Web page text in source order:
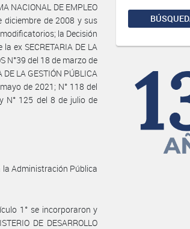
NACIONAL DE EMPLEO
diciembre de 2008 y sus
la Decisión
ex SECRETARIA DE LA
N°39 del 18 de marzo de
LA GESTIÓN PÚBLICA
de 2021; N° 118 del
N° 125 del 8 de julio de
la Administración Pública
1° se incorporaron y
DE DESARROLLO